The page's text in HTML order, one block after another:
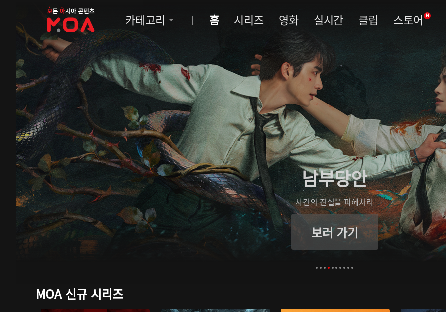
MOA
카테고리 홈 시리즈 영화 실시간 클립 스토어 N
남부당안
사건의 진실을 파헤쳐라
보러 가기
MOA 신규 시리즈